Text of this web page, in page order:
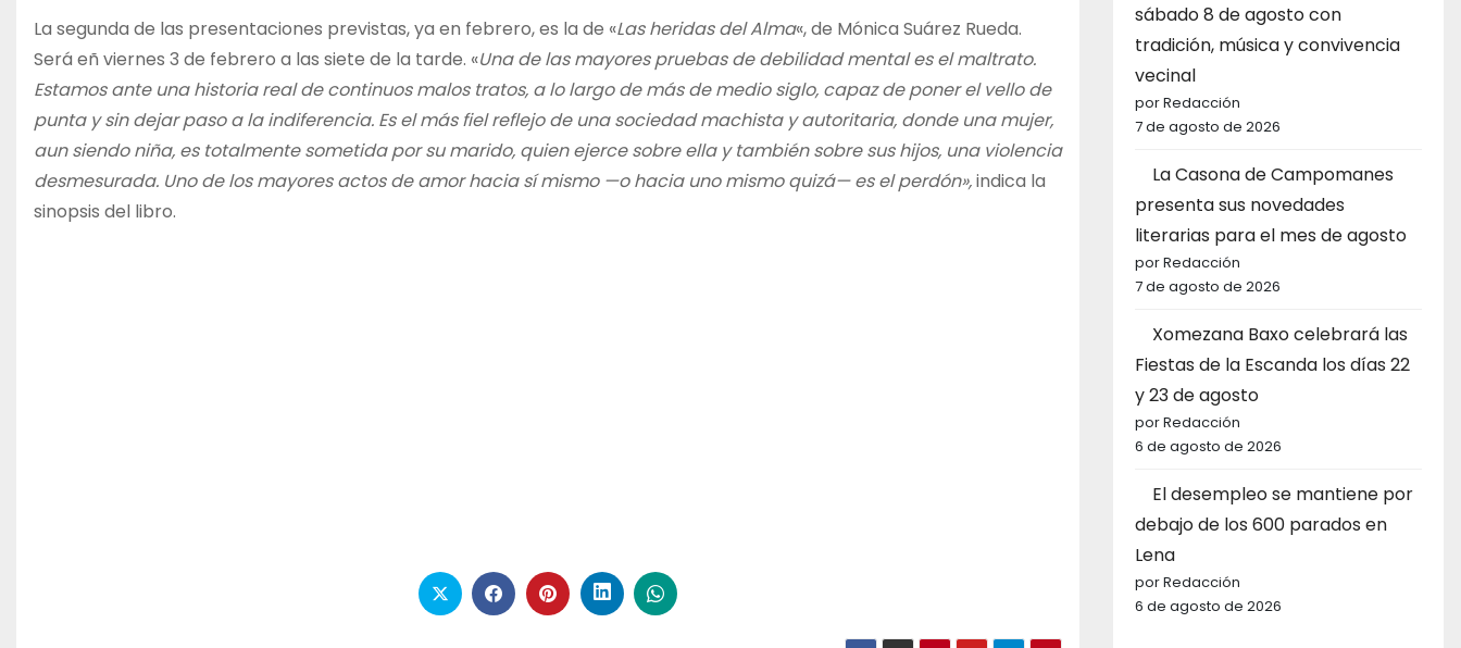
La segunda de las presentaciones previstas, ya en febrero, es la de «Las heridas del Alma«, de Mónica Suárez Rueda.
Será eñ viernes 3 de febrero a las siete de la tarde. «Una de las mayores pruebas de debilidad mental es el maltrato.
Estamos ante una historia real de continuos malos tratos, a lo largo de más de medio siglo, capaz de poner el vello de
punta y sin dejar paso a la indiferencia. Es el más fiel reflejo de una sociedad machista y autoritaria, donde una mujer,
aun siendo niña, es totalmente sometida por su marido, quien ejerce sobre ella y también sobre sus hijos, una violencia
desmesurada. Uno de los mayores actos de amor hacia sí mismo —o hacia uno mismo quizá— es el perdón»,indica la
sinopsis del libro.
sábado 8 de agosto con
tradición, música y convivencia
vecinal
por Redacción
7 de agosto de 2026
La Casona de Campomanes
presenta sus novedades
literarias para el mes de agosto
por Redacción
7 de agosto de 2026
Xomezana Baxo celebrará las
Fiestas de la Escanda los días 22
y 23 de agosto
por Redacción
6 de agosto de 2026
El desempleo se mantiene por
debajo de los 600 parados en
Lena
por Redacción
6 de agosto de 2026